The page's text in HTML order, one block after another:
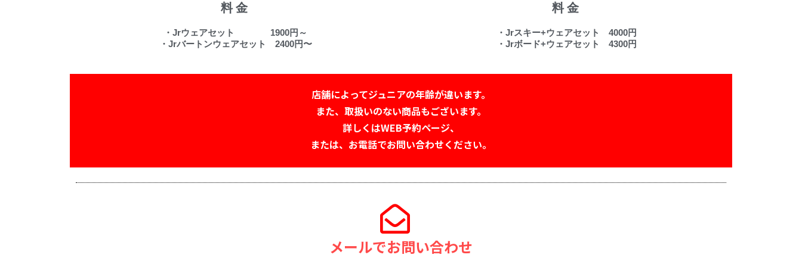
料金
・Jrウェアセット 1900円～
・Jrバートンウェアセット 2400円〜
料金
・Jrスキー+ウェアセット 4000円
・Jrボード+ウェアセット 4300円
店舗によってジュニアの年齢が違います。
また、取扱いのない商品もございます。
詳しくはWEB予約ページ、
または、お電話でお問い合わせください。
メールでお問い合わせ